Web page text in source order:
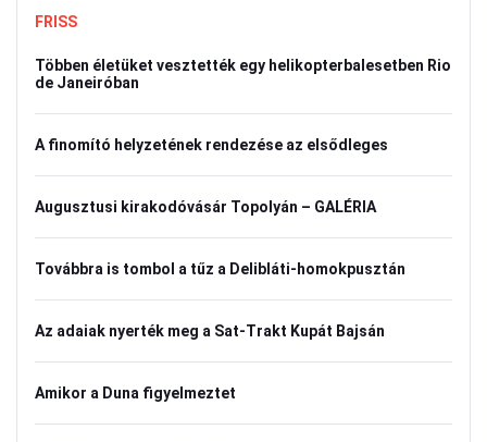
FRISS
Többen életüket vesztették egy helikopterbalesetben Rio
de Janeiróban
A finomító helyzetének rendezése az elsődleges
Augusztusi kirakodóvásár Topolyán – GALÉRIA
Továbbra is tombol a tűz a Delibláti-homokpusztán
Az adaiak nyerték meg a Sat-Trakt Kupát Bajsán
Amikor a Duna figyelmeztet